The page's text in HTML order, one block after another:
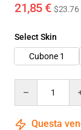
21,85 € $23.76
Select Skin
Cubone 1
Questa